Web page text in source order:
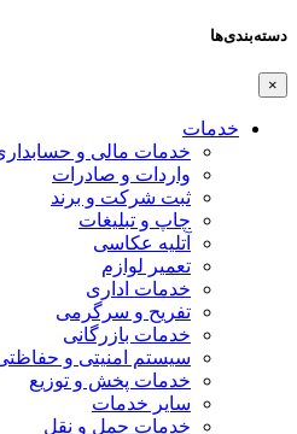
دسته‌بندی‌ها
×
خدمات
خدمات مالی و
واردات و صادرات
ثبت شرکت و برند
چاپ و تبلیغات
آتلیه عکاسی
تعمیر لوازم
خدمات اداری
تفریح و سرگرمی
خدمات بازرگانی
سیستم امنیتی و
خدمات پخش و توزیع
سایر خدمات
خدمات حمل و نقل